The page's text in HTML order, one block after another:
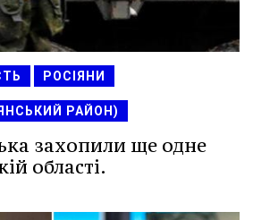
РОСІЯНИ
РАЙОН)
захопили ще одне
області.